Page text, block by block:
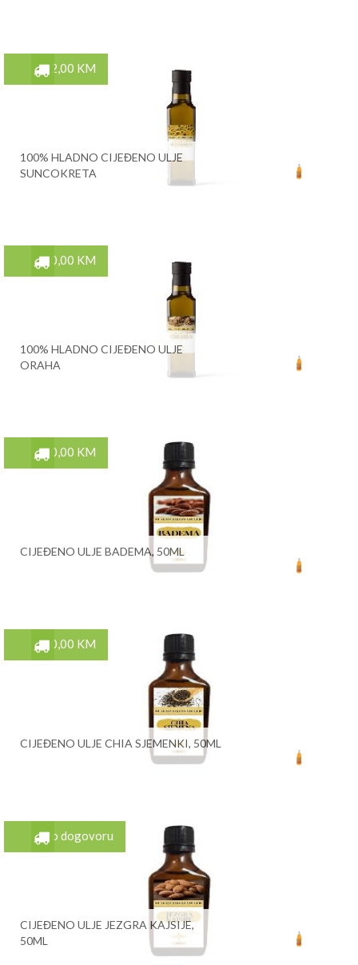
12,00 KM
100% HLADNO CIJEĐENO ULJE
SUNCOKRETA
30,00 KM
100% HLADNO CIJEĐENO ULJE
ORAHA
10,00 KM
CIJEĐENO ULJE BADEMA, 50ML
10,00 KM
CIJEĐENO ULJE CHIA SJEMENKI, 50ML
Po dogovoru
CIJEĐENO ULJE JEZGRA KAJSIJE,
50ML